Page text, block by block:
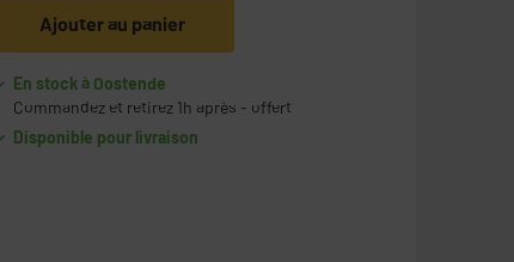
Ajouter au panier
En stock à Oostende
Commandez et retirez 1h après - offert
Disponible pour livraison